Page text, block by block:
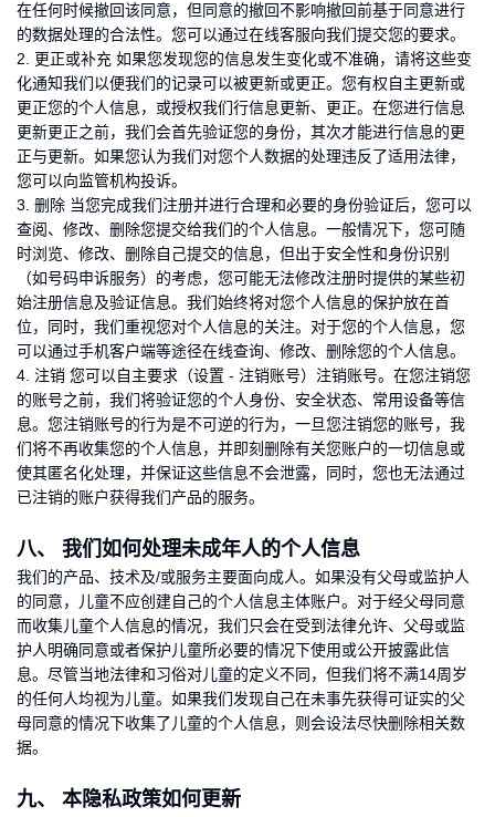
在任何时候撤回该同意，但同意的撤回不影响撤回前基于同意进行
的数据处理的合法性。您可以通过在线客服向我们提交您的要求。
2. 更正或补充 如果您发现您的信息发生变化或不准确，请将这些变
化通知我们以便我们的记录可以被更新或更正。您有权自主更新或
更正您的个人信息，或授权我们行信息更新、更正。在您进行信息
更新更正之前，我们会首先验证您的身份，其次才能进行信息的更
正与更新。如果您认为我们对您个人数据的处理违反了适用法律，
您可以向监管机构投诉。
3. 删除 当您完成我们注册并进行合理和必要的身份验证后，您可以
查阅、修改、删除您提交给我们的个人信息。一般情况下，您可随
时浏览、修改、删除自己提交的信息，但出于安全性和身份识别
（如号码申诉服务）的考虑，您可能无法修改注册时提供的某些初
始注册信息及验证信息。我们始终将对您个人信息的保护放在首
位，同时，我们重视您对个人信息的关注。对于您的个人信息，您
可以通过手机客户端等途径在线查询、修改、删除您的个人信息。
4. 注销 您可以自主要求（设置 - 注销账号）注销账号。在您注销您
的账号之前，我们将验证您的个人身份、安全状态、常用设备等信
息。您注销账号的行为是不可逆的行为，一旦您注销您的账号，我
们将不再收集您的个人信息，并即刻删除有关您账户的一切信息或
使其匿名化处理，并保证这些信息不会泄露，同时，您也无法通过
已注销的账户获得我们产品的服务。
八、 我们如何处理未成年人的个人信息
我们的产品、技术及/或服务主要面向成人。如果没有父母或监护人
的同意，儿童不应创建自己的个人信息主体账户。对于经父母同意
而收集儿童个人信息的情况，我们只会在受到法律允许、父母或监
护人明确同意或者保护儿童所必要的情况下使用或公开披露此信
息。尽管当地法律和习俗对儿童的定义不同，但我们将不满14周岁
的任何人均视为儿童。如果我们发现自己在未事先获得可证实的父
母同意的情况下收集了儿童的个人信息，则会设法尽快删除相关数
据。
九、 本隐私政策如何更新